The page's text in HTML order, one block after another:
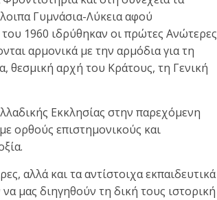
Γυμνάσια-Λύκεια αφού
1960 ιδρύθηκαν οι πρώτες Ανώτερες
αρμονικά με την αρμόδια για τη
θεσμική αρχή του Κράτους, τη Γενική
Εκκλησίας στην παρεχόμενη
ορθούς επιστημονικούς και
αλλά και τα αντίστοιχα εκπαιδευτικά
μας διηγηθούν τη δική τους ιστορική